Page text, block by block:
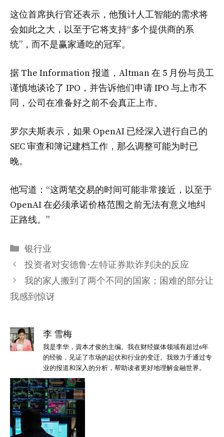
这位首席执行官还表示，他预计人工智能的需求将
会如此之大，以至于它将支持“多个提供商的系
统”，而不是赢家通吃的冠军。
据 The Information 报道，Altman 在 5 月份与员工
谨慎地谈论了 IPO，并告诉他们申请 IPO 与上市不
同，公司在准备好之前不会真正上市。
罗尔夫斯表示，如果 OpenAI 已经深入进行自己的
SEC 审查和簿记建档工作，那么调整可能为时已
晚。
他写道：“这两笔交易的时间可能非常接近，以至于
OpenAI 在必须承诺价格范围之前无法有意义地纠
正路线。”
分
类
银行业
投资者对安德鲁·左特证券欺诈判决的反应
我的家人搬到了两个不同的国家；困难的部分让
我感到惊讶
李 雪梅
我是李华，資本才俊的主编。我在财经媒体领域有超过6年
的经验，见证了市场的起伏和行业的变迁。我致力于通过专
业的报道和深入的分析，帮助读者更好地理解金融世界。